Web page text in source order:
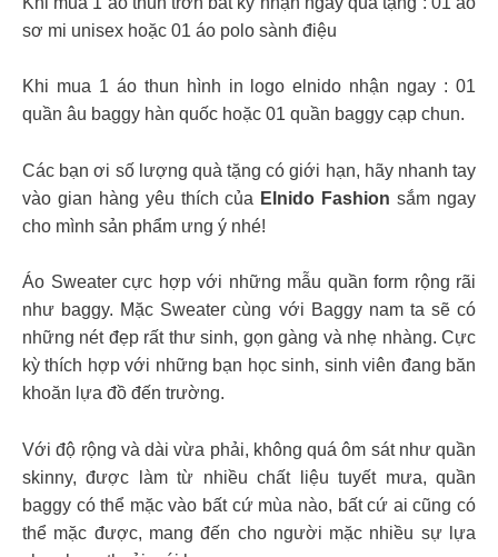
sơ mi unisex hoặc 01 áo polo sành điệu
Khi mua 1 áo thun hình in logo elnido nhận ngay : 01
quần âu baggy hàn quốc hoặc 01 quần baggy cạp chun.
Các bạn ơi số lượng quà tặng có giới hạn, hãy nhanh tay
vào gian hàng yêu thích của Elnido Fashionsắm ngay
cho mình sản phẩm ưng ý nhé!
Áo Sweater cực hợp với những mẫu quần form rộng rãi
như baggy. Mặc Sweater cùng với Baggy nam ta sẽ có
những nét đẹp rất thư sinh, gọn gàng và nhẹ nhàng. Cực
kỳ thích hợp với những bạn học sinh, sinh viên đang băn
khoăn lựa đồ đến trường.
Với độ rộng và dài vừa phải, không quá ôm sát như quần
skinny, được làm từ nhiều chất liệu tuyết mưa, quần
baggy có thể mặc vào bất cứ mùa nào, bất cứ ai cũng có
thể mặc được, mang đến cho người mặc nhiều sự lựa